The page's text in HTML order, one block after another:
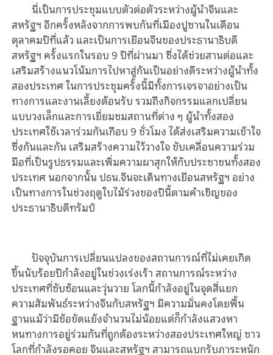
นี่เป็นการประชุมแบบตัวต่อตัวระหว่างผู้นำจีนและ
สหรัฐฯ อีกครั้งหลังจากการพบกันที่เมืองปูซานในเดือน
ตุลาคมปีที่แล้ว และเป็นการเยือนจีนของประธานาธิบดี
สหรัฐฯ ครั้งแรกในรอบ 9 ปีที่ผ่านมา ซึ่งได้ช่วยสานต่อและ
เสริมสร้างแนวโน้มการไปหาสู่กันเป็นอย่างดีระหว่างผู้นำทั้ง
สองประเทศ ในการประชุมครั้งนี้มีทั้งการเจรจาอย่างเป็น
ทางการและงานเลี้ยงต้อนรับ รวมถึงกิจกรรมแลกเปลี่ยน
แบบวงเล็กและการเยี่ยมชมสถานที่ต่าง ๆ ผู้นำทั้งสอง
ประเทศใช้เวลาร่วมกันเกือบ 9 ชั่วโมง ได้ส่งเสริมความเข้าใจ
ซึ่งกันและกัน เสริมสร้างความไว้วางใจ ขับเคลื่อนความร่วม
มือที่เป็นรูปธรรมและเพิ่มความผาสุกให้กับประชาชนทั้งสอง
ประเทศ นอกจากนั้น ปธน.จีนจะเดินทางเยือนสหรัฐฯ อย่าง
เป็นทางการในช่วงฤดูใบไม้ร่วงของปีนี้ตามคำเชิญของ
ประธานาธิบดีทรัมป์
ปัจจุบันการเปลี่ยนแปลงของสถานการณ์ที่ไม่เคยเกิด
ขึ้นนับร้อยปีกำลังอยู่ในช่วงเร่งเร้า สถานการณ์ระหว่าง
ประเทศที่ซับซ้อนและวุ่นวาย โลกนี้กำลังอยู่ในจุดสี่แยก
ความสัมพันธ์ระหว่างจีนกับสหรัฐฯ มีความมั่นคงโดยพื้น
ฐานแม้ว่ามีข้อขัดแย้งจำนวนไม่น้อยแต่ก็กำลังแสวงหา
หนทางการอยู่ร่วมกันที่ถูกต้องระหว่างสองประเทศใหญ่ ชาว
โลกที่กำลังรอคอย จีนและสหรัฐฯ สามารถแบกรับภาระหนัก